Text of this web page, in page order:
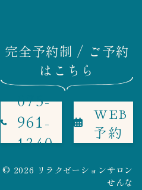
完全予約制 / ご予約
はこちら
075-
961-
1340
WEB
予約
© 2026 リラクゼーションサロン
せんな